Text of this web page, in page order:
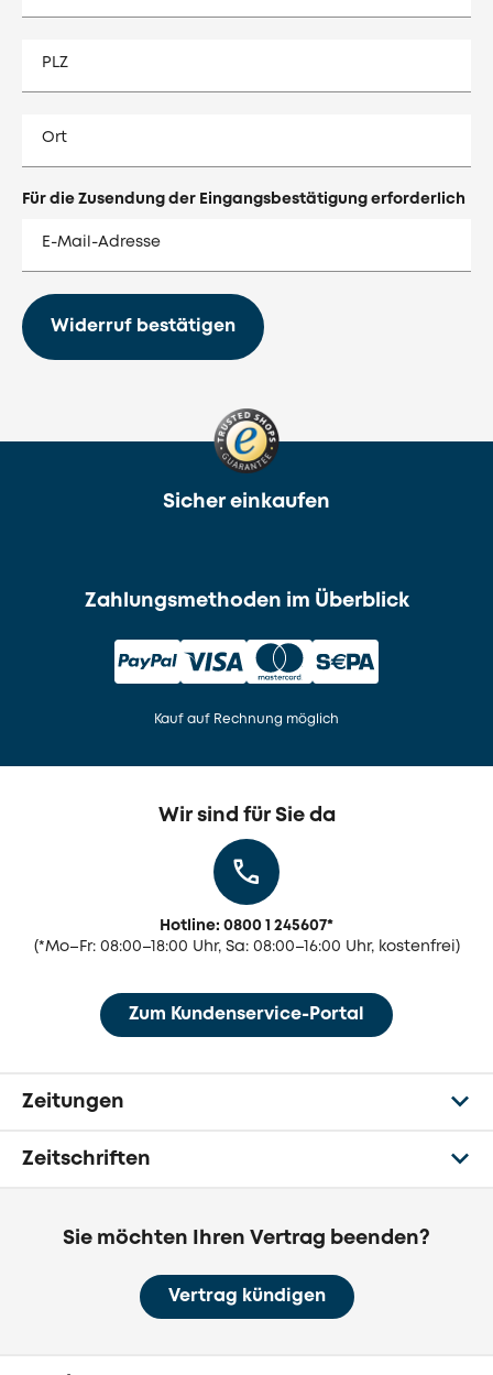
PLZ
Ort
Für die Zusendung der Eingangsbestätigung erforderlich
E-Mail-Adresse
Widerruf bestätigen
Zahlungsmethoden im Überblick
Kauf auf Rechnung möglich
Sicher einkaufen
Wir sind für Sie da
Hotline: 0800 1 245607*
(*Mo–Fr: 08:00–18:00 Uhr, Sa: 08:00–16:00 Uhr, kostenfrei)
Zum Kundenservice-Portal
Zeitungen
Zeitschriften
Sie möchten Ihren Vertrag beenden?
Vertrag kündigen